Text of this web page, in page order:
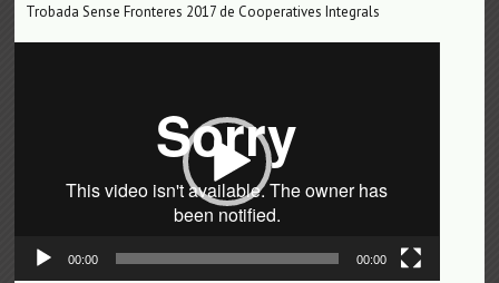
Trobada Sense Fronteres 2017 de Cooperatives Integrals
00:00 00:00